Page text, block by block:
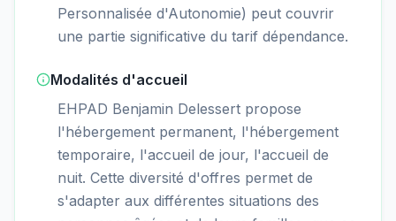
Personnalisée d'Autonomie) peut couvrir
une partie significative du tarif dépendance.
Modalités d'accueil
EHPAD Benjamin Delessert propose
l'hébergement permanent, l'hébergement
temporaire, l'accueil de jour, l'accueil de
nuit. Cette diversité d'offres permet de
s'adapter aux différentes situations des